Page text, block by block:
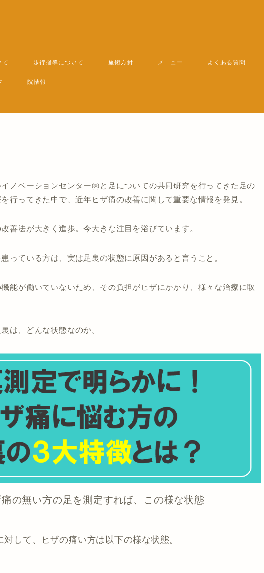
て 歩行指導について 施術方針 メニュー よくある質問
院情報
ノベーションセンター㈱と足についての共同研究を行ってきた足の
行ってきた中で、近年ヒザ痛の改善に関して重要な情報を発見。
善法が大きく進歩。今大きな注目を浴びています。
っている方は、実は足裏の状態に原因があると言うこと。
能が働いていないため、その負担がヒザにかかり、様々な治療に取
は、どんな状態なのか。
痛の無い方の足を測定すれば、この様な状態
対して、ヒザの痛い方は以下の様な状態。